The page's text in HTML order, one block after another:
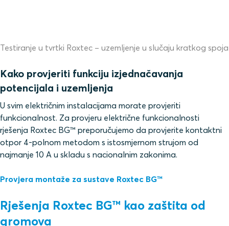
Testiranje u tvrtki Roxtec – uzemljenje u slučaju kratkog spoja
Kako provjeriti funkciju izjednačavanja
potencijala i uzemljenja
U svim električnim instalacijama morate provjeriti
funkcionalnost. Za provjeru električne funkcionalnosti
rješenja Roxtec BG™ preporučujemo da provjerite kontaktni
otpor 4-polnom metodom s istosmjernom strujom od
najmanje 10 A u skladu s nacionalnim zakonima.
Provjera montaže za sustave Roxtec BG™
Rješenja Roxtec BG™ kao zaštita od
gromova